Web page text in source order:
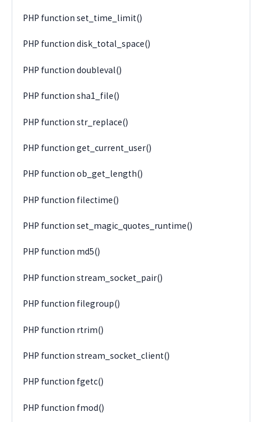
PHP function set_time_limit()
PHP function disk_total_space()
PHP function doubleval()
PHP function sha1_file()
PHP function str_replace()
PHP function get_current_user()
PHP function ob_get_length()
PHP function filectime()
PHP function set_magic_quotes_runtime()
PHP function md5()
PHP function stream_socket_pair()
PHP function filegroup()
PHP function rtrim()
PHP function stream_socket_client()
PHP function fgetc()
PHP function fmod()